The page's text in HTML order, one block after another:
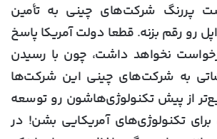
پررنگ شرکت‌های چینی به تأمین
رو رقم بزنه. قطعا دولت آمریکا پاسخ
نخواهد داشت، چون با رسیدن
به شرکت‌های چینی این شرکت‌ها
از پیش تکنولوژی‌هاشون رو توسعه
تکنولوژی‌های آمریکایی بشن! در